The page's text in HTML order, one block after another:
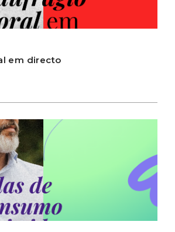
em directo